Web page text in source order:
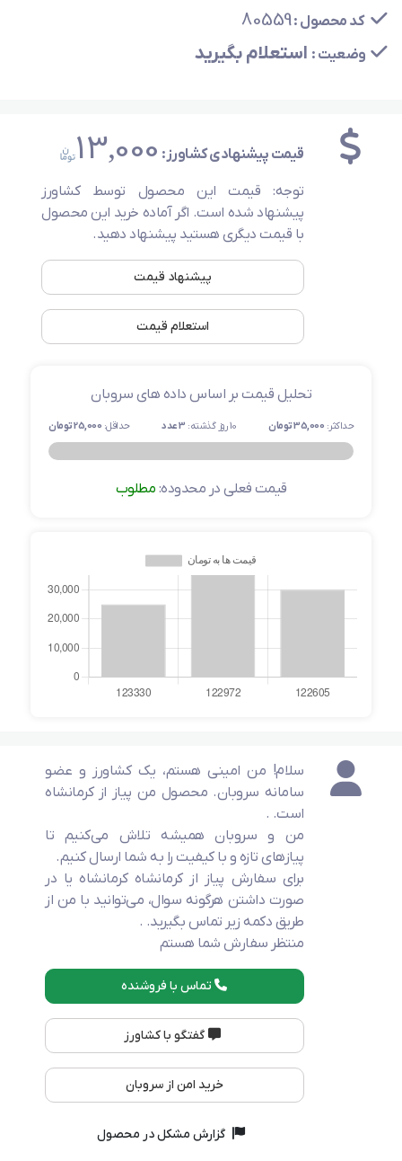
کد محصول :80559
وضعیت : استعلام بگیرید
قیمت پیشنهادی کشاورز: 13,000
توجه: قیمت این محصول توسط کشاورز
پیشنهاد شده است. اگر آماده خرید این محصول
با قیمت دیگری هستید پیشنهاد دهید.
پیشنهاد قیمت
استعلام قیمت
تحلیل قیمت بر اساس داده های سروبان
حداکثر: 35,000 تومان 10 روز گذشته: 3 عدد حداقل: 25,000 تومان
قیمت فعلی در محدوده: مطلوب
سلام! من امینی هستم، یک کشاورز و عضو
سامانه سروبان. محصول من پیاز از کرمانشاه
است. .
من و سروبان همیشه تلاش می‌کنیم تا
پیاز‌های تازه و با کیفیت را به شما ارسال کنیم.
برای سفارش پیاز از کرمانشاه کرمانشاه یا در
صورت داشتن هرگونه سوال، می‌توانید با من از
طریق دکمه زیر تماس بگیرید. .
منتظر سفارش شما هستم
تماس با فروشنده
گفتگو با کشاورز
خرید امن از سروبان
گزارش مشکل در محصول